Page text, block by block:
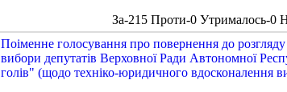
За-215 Проти-0 Утрималось-0
Поіменне голосування про повернення до
вибори депутатів Верховної Ради Автономної
голів" (щодо техніко-юридичного вдосконалення